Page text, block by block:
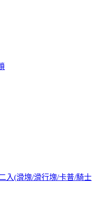
入(滑塊/滑行塊/卡普/騎士